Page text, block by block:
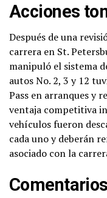
Acciones
Después de una
carrera en St.
manipuló el sistema
autos No. 2, 3 y 12
Pass en arranques y
ventaja competitiva
vehículos fueron
cada uno y deberán
asociado con la